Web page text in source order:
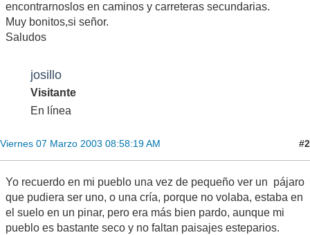
encontrarnoslos en caminos y carreteras secundarias.
Muy bonitos,si señor.
Saludos
josillo
Visitante
En línea
Viernes 07 Marzo 2003 08:58:19 AM #2
Yo recuerdo en mi pueblo una vez de pequeño ver un pájaro
que pudiera ser uno, o una cría, porque no volaba, estaba en
el suelo en un pinar, pero era más bien pardo, aunque mi
pueblo es bastante seco y no faltan paisajes esteparios.